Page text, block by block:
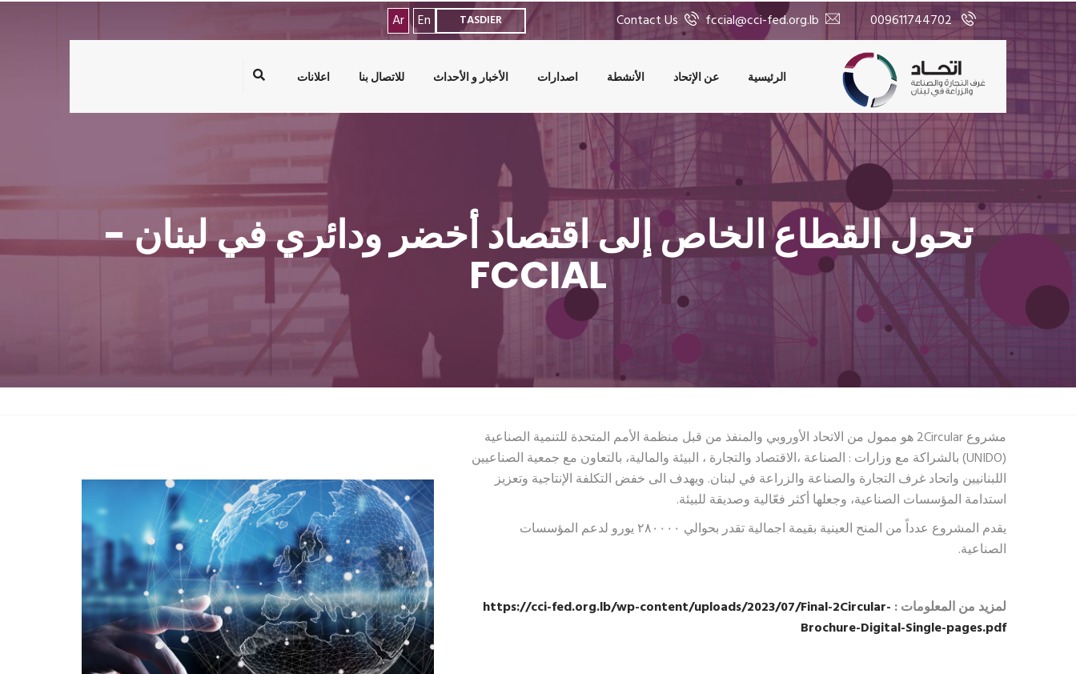
009611744702
fccial@cci-fed.org.lb
Contact Us
TASDIER
Ar En
الرئيسية عن الإتحاد الأنشطة اصدارات الأخبار و الأحداث للاتصال بنا اعلانات
تحول القطاع الخاص إلى اقتصاد أخضر ودائري في لبنان -
FCCIAL
مشروع 2Circular هو ممول من الاتحاد الأوروبي والمنفذ من قبل منظمة الأمم المتحدة للتنمية الصناعية
(UNIDO) بالشراكة مع وزارات : الصناعة ،الاقتصاد والتجارة ، البيئة والمالية، بالتعاون مع جمعية الصناعيين
اللبنانيين واتحاد غرف التجارة والصناعة والزراعة في لبنان. ويهدف الى خفض التكلفة الإنتاجية وتعزيز
استدامة المؤسسات الصناعية، وجعلها أكثر فعّالية وصديقة للبيئة.
يقدم المشروع عدداً من المنح العينية بقيمة اجمالية تقدر بحوالي ٢٨٠٠٠٠ يورو لدعم المؤسسات
الصناعية.
لمزيد من المعلومات : https://cci-fed.org.lb/wp-content/uploads/2023/07/Final-2Circular-
Brochure-Digital-Single-pages.pdf